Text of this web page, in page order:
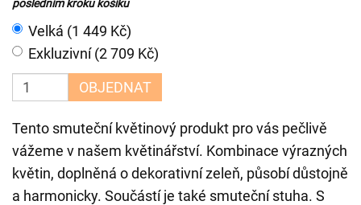
posledním kroku košíku
Velká (1 449 Kč)
Exkluzivní (2 709 Kč)
OBJEDNAT
Tento smuteční květinový produkt pro vás pečlivě
vážeme v našem květinářství. Kombinace výrazných
květin, doplněná o dekorativní zeleň, působí důstojně
a harmonicky. Součástí je také smuteční stuha. S